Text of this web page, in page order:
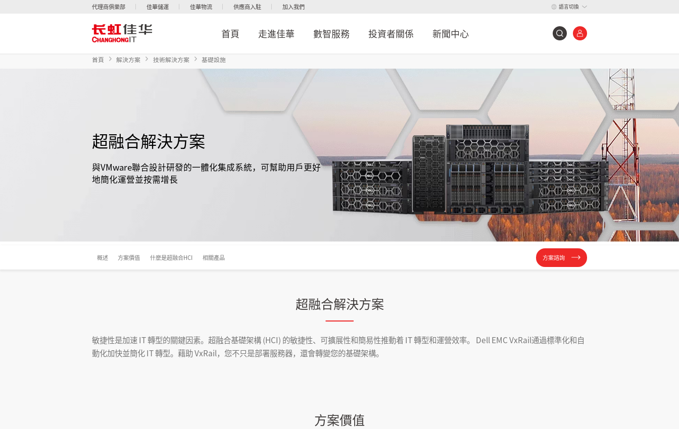
代理商俱樂部 佳華儲運 佳華物流 供應商入駐 加入我們 語言切換
首頁 走進佳華 數智服務 投資者關係 新聞中心
首頁 解決方案 技術解決方案 基礎設施
超融合解決方案
與VMware聯合設計研發的一體化集成系統，可幫助用戶更好
地簡化運營並按需增長
概述 方案價值 什麼是超融合HCI 相關產品 方案諮詢
超融合解決方案
敏捷性是加速 IT 轉型的關鍵因素。超融合基礎架構 (HCI) 的敏捷性、可擴展性和簡易性推動着 IT 轉型和運營效率。 Dell EMC VxRail通過標準化和自
動化加快並簡化 IT 轉型。藉助 VxRail，您不只是部署服務器，還會轉變您的基礎架構。
方案價值